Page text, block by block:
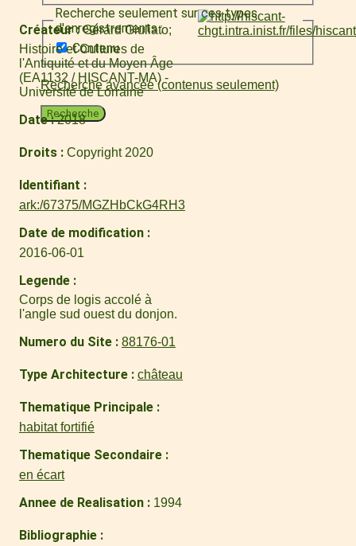
Recherche seulement sur ces types
d'enregistrements :
Contenu
Recherche avancée (contenus seulement)
Recherche
Créateur
Gérard Giuliato
Histoire et Cultures de
l'Antiquité et du Moyen Âge
(EA1132 / HISCANT-MA) -
Université de Lorraine
Date 2018
Droits Copyright 2020
Identifiant
ark:/67375/MGZHbCkG4RH3
Date de modification
2016-06-01
Legende
Corps de logis accolé à
l'angle sud ouest du donjon.
Numero du Site 88176-01
Type Architecture château
Thematique Principale
habitat fortifié
Thematique Secondaire
en écart
Annee de Realisation 1994
Bibliographie